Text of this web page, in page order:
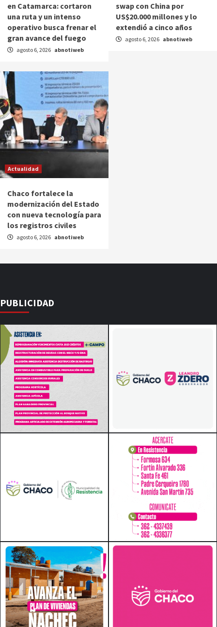
en Catamarca: cortaron
una ruta y un intenso
operativo busca frenar el
gran avance del fuego
agosto 6, 2026 abnotiweb
swap con China por
US$20.000 millones y lo
extendió a cinco años
agosto 6, 2026 abnotiweb
Actualidad
Chaco fortalece la
modernización del Estado
con nueva tecnología para
los registros civiles
agosto 6, 2026 abnotiweb
PUBLICIDAD